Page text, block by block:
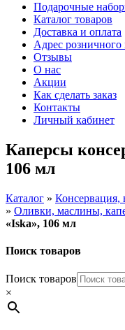
Подарочные
Каталог товаров
Доставка и оплата
Адрес розничного
Отзывы
О нас
Акции
Как сделать заказ
Контакты
Личный кабинет
Каперсы
106 мл
Каталог » Консервация,
» Оливки, маслины,
«Iska», 106 мл
Поиск товаров
Поиск товаров
×